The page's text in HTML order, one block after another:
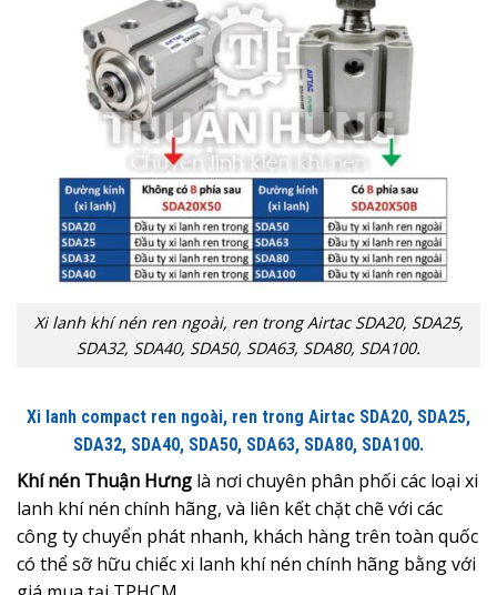
Xi lanh khí nén ren ngoài, ren trong Airtac SDA20, SDA25,
SDA32, SDA40, SDA50, SDA63, SDA80, SDA100.
Xi lanh compact ren ngoài, ren trong Airtac SDA20, SDA25,
SDA32, SDA40, SDA50, SDA63, SDA80, SDA100.
Khí nén Thuận Hưng là nơi chuyên phân phối các loại xi
lanh khí nén chính hãng, và liên kết chặt chẽ với các
công ty chuyển phát nhanh, khách hàng trên toàn quốc
có thể sỡ hữu chiếc xi lanh khí nén chính hãng bằng với